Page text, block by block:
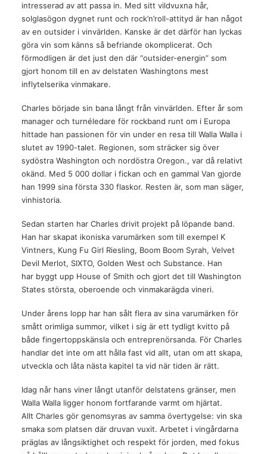
intresserad av att passa in. Med sitt vildvuxna hår,
solglasögon dygnet runt och rock’n’roll-attityd är han något
av en outsider i vinvärlden. Kanske är det därför han lyckas
göra vin som känns så befriande okomplicerat. Och
förmodligen är det just den där “outsider-energin” som
gjort honom till en av delstaten Washingtons mest
inflytelserika vinmakare.
Charles började sin bana långt från vinvärlden. Efter år som
manager och turnéledare för rockband runt om i Europa
hittade han passionen för vin under en resa till Walla Walla i
slutet av 1990-talet. Regionen, som sträcker sig över
sydöstra Washington och nordöstra Oregon., var då relativt
okänd. Med 5 000 dollar i fickan och en gammal Van gjorde
han 1999 sina första 330 flaskor. Resten är, som man säger,
vinhistoria.
Sedan starten har Charles drivit projekt på löpande band.
Han har skapat ikoniska varumärken som till exempel K
Vintners, Kung Fu Girl Riesling, Boom Boom Syrah, Velvet
Devil Merlot, SIXTO, Golden West och Substance. Han
har byggt upp House of Smith och gjort det till Washington
States största, oberoende och vinmakarägda vineri.
Under årens lopp har han sålt flera av sina varumärken för
smått orimliga summor, vilket i sig är ett tydligt kvitto på
både fingertoppskänsla och entreprenörsanda. För Charles
handlar det inte om att hålla fast vid allt, utan om att skapa,
utveckla och låta nästa kapitel ta vid när tiden är rätt.
Idag når hans viner långt utanför delstatens gränser, men
Walla Walla ligger honom fortfarande varmt om hjärtat.
Allt Charles gör genomsyras av samma övertygelse: vin ska
smaka som platsen där druvan vuxit. Arbetet i vingårdarna
präglas av långsiktighet och respekt för jorden, med fokus